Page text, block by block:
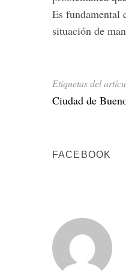
Es fundamental
situación de
Etiquetas del
Ciudad de
FACEBOOK
: